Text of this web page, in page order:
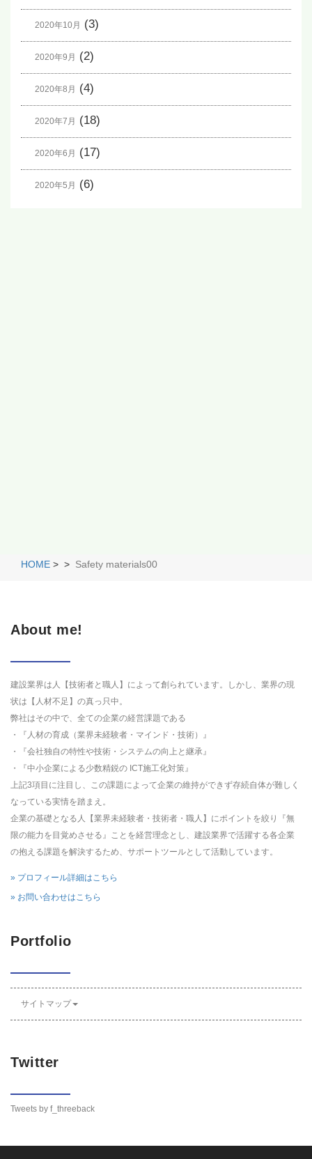
2020年10月 (3)
2020年9月 (2)
2020年8月 (4)
2020年7月 (18)
2020年6月 (17)
2020年5月 (6)
HOME > > Safety materials00
About me!
建設業界は人【技術者と職人】によって創られています。しかし、業界の現
状は【人材不足】の真っ只中。
弊社はその中で、全ての企業の経営課題である
・『人材の育成（業界未経験者・マインド・技術）』
・『会社独自の特性や技術・システムの向上と継承』
・『中小企業による少数精鋭の ICT施工化対策』
上記3項目に注目し、この課題によって企業の維持ができず存続自体が難しく
なっている実情を踏まえ。
企業の基礎となる人【業界未経験者・技術者・職人】にポイントを絞り『無
限の能力を目覚めさせる』ことを経営理念とし、建設業界で活躍する各企業
の抱える課題を解決するため、サポートツールとして活動しています。
» プロフィール詳細はこちら
» お問い合わせはこちら
Portfolio
サイトマップ
Twitter
Tweets by f_threeback